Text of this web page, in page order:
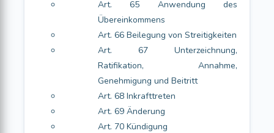
Art. 65 Anwendung des
Übereinkommens
Art. 66 Beilegung von Streitigkeiten
Art. 67 Unterzeichnung,
Ratifikation, Annahme,
Genehmigung und Beitritt
Art. 68 Inkrafttreten
Art. 69 Änderung
Art. 70 Kündigung